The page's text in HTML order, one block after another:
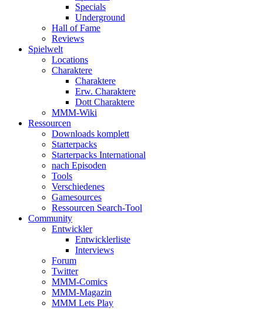
Specials
Underground
Hall of Fame
Reviews
Spielwelt
Locations
Charaktere
Charaktere
Erw. Charaktere
Dott Charaktere
MMM-Wiki
Ressourcen
Downloads komplett
Starterpacks
Starterpacks International
nach Episoden
Tools
Verschiedenes
Gamesources
Ressourcen Search-Tool
Community
Entwickler
Entwicklerliste
Interviews
Forum
Twitter
MMM-Comics
MMM-Magazin
MMM Lets Play